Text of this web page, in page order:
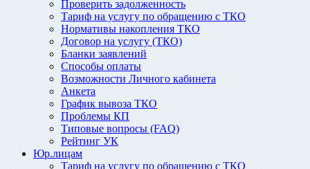
Проверить задолженность
Тариф на услугу по обращению с ТКО
Нормативы накопления ТКО
Договор на услугу (ТКО)
Бланки заявлений
Способы оплаты
Возможности Личного кабинета
Анкета
График вывоза ТКО
Проблемы КП
Типовые вопросы (FAQ)
Рейтинг УК
Юр.лицам
Тариф на услугу по обращению с ТКО